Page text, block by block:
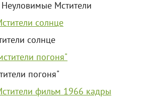
Мстители
солнце
погоня"